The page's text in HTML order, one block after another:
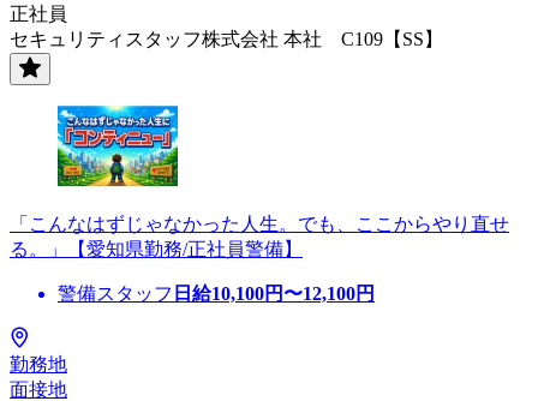
正社員
セキュリティスタッフ株式会社 本社 C109【SS】
「こんなはずじゃなかった人生。でも、ここからやり直せ
る。」【愛知県勤務/正社員警備】
警備スタッフ 日給10,100円〜12,100円
勤務地
面接地